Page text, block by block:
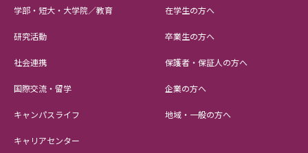
学部・短大・大学院／教育
研究活動
社会連携
国際交流・留学
キャンパスライフ
キャリアセンター
在学生の方へ
卒業生の方へ
保護者・保証人の方へ
企業の方へ
地域・一般の方へ